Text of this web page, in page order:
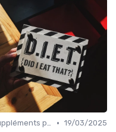
Suppléments pour la perte de poids • 19/03/2025